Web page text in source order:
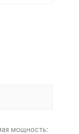
мощность: